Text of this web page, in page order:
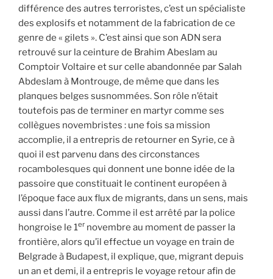
différence des autres terroristes, c’est un spécialiste
des explosifs et notamment de la fabrication de ce
genre de « gilets ». C’est ainsi que son ADN sera
retrouvé sur la ceinture de Brahim Abeslam au
Comptoir Voltaire et sur celle abandonnée par Salah
Abdeslam à Montrouge, de même que dans les
planques belges susnommées. Son rôle n’était
toutefois pas de terminer en martyr comme ses
collègues novembristes : une fois sa mission
accomplie, il a entrepris de retourner en Syrie, ce à
quoi il est parvenu dans des circonstances
rocambolesques qui donnent une bonne idée de la
passoire que constituait le continent européen à
l’époque face aux flux de migrants, dans un sens, mais
aussi dans l’autre. Comme il est arrêté par la police
hongroise le 1er novembre au moment de passer la
frontière, alors qu’il effectue un voyage en train de
Belgrade à Budapest, il explique, que, migrant depuis
un an et demi, il a entrepris le voyage retour afin de